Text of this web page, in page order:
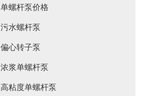
单螺杆泵价格
污水螺杆泵
偏心转子泵
浓浆单螺杆泵
高粘度单螺杆泵